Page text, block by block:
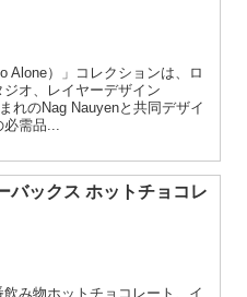
Alone）」コレクションは、ロ
オ、レイヤーデザイン
れのNag Nauyenと共同デザイ
必需品...
バックス ホットチョコレ
み物ホットチョコレート、イ